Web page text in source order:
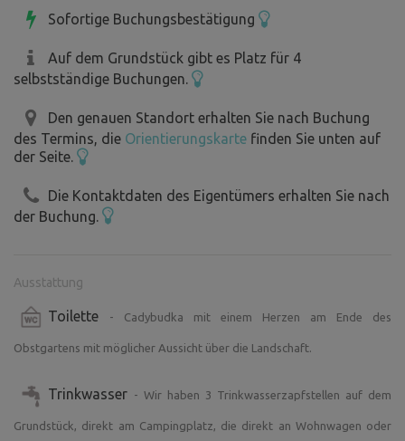
oder die Burg Úsov zu besichtigen. Für Feinschmecker in
der Nähe Loštice Olomoucké tvarůžky und ihre Museum
der Herstellung dieser Delikatesse, oder wir empfehlen
einen Besuch im Café in Liška Bystrouška oder
probieren können.
In unserem Obstgarten bauen wir Kirschen, Birnen,
Pflaumen, Äpfel und anderes Obst in Bio-Qualität an.
Während des Aufenthaltes und nach Vereinbarung ist es
und andere Produkte gemäß dem Angebot und dem
Preis, der im Ort des Aufenthaltes veröffentlicht wird.
Wenn wir einen Überschuss an hausgemachten Eiern
haben, können wir sie auch kaufen.
Im Dorf haben wir eine große Kneipe in Bodlák, wo Sie
essen und trinken können.
Sofortige Buchungsbestätigung
Auf dem Grundstück gibt es Platz für 4
selbstständige Buchungen.
Den genauen Standort erhalten Sie nach Buchung
des Termins, die Orientierungskarte finden Sie unten auf
der Seite.
Die Kontaktdaten des Eigentümers erhalten Sie nach
der Buchung.
Ausstattung
Toilette - Cadybudka mit einem Herzen am Ende des
Obstgartens mit möglicher Aussicht über die Landschaft.
Trinkwasser - Wir haben 3 Trinkwasserzapfstellen auf dem
Grundstück, direkt am Campingplatz, die direkt an Wohnwagen oder